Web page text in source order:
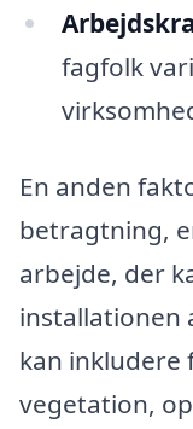
fagfolk
En anden
betragtning,
arbejde, der
installationen
kan inkludere
vegetation,